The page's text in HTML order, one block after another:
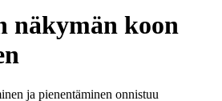
näkymän koon